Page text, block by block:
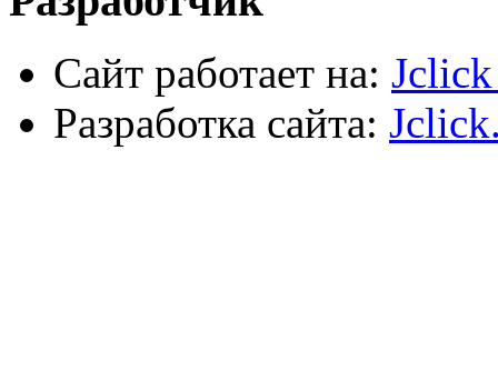
Сайт работает на:
Разработка сайта: